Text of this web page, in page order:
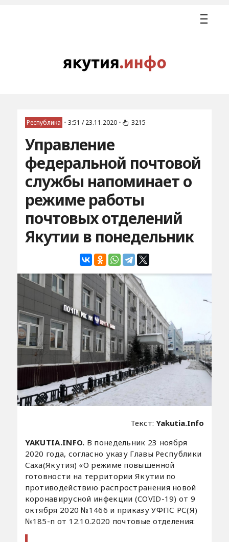
Республика • 3:51 / 23.11.2020 • 3215
Управление
федеральной почтовой
службы напоминает о
режиме работы
почтовых отделений
Якутии в понедельник
Текст:Yakutia.Info
YAKUTIA.INFO. В понедельник 23 ноября
2020 года, согласно указу Главы Республики
Саха(Якутия) «О режиме повышенной
готовности на территории Якутии по
противодействию распространения новой
коронавирусной инфекции (COVID-19) от 9
октября 2020 №1466 и приказу УФПС РС(Я)
№185-п от 12.10.2020 почтовые отделения: